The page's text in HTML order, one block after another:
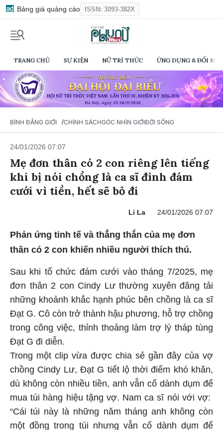
Bảng giá quảng cáo ISSN: 3093-382X
TRANG CHỦ SỰ KIỆN NỮ TRÍ THỨC ỨNG DỤNG & ĐỔI
BÌNH ĐẲNG GIỚI /CHÍNH SÁCHGÓC NHÌN GIỚIĐỜI SỐNG
24/01/2026 07:07
Mẹ đơn thân có 2 con riêng lên tiếng
khi bị nói chồng là ca sĩ đình đám
cưới vì tiền, hết sẽ bỏ đi
Li La 24/01/2026 07:07
Phản ứng tinh tế và thẳng thắn của mẹ đơn
thân có 2 con khiến nhiều người thích thú.
Sau khi tổ chức đám cưới vào tháng 7/2025, mẹ
đơn thân 2 con Cindy Lư thường xuyên đăng tải
những khoảnh khắc hạnh phúc bên chồng là ca sĩ
Đạt G. Cô còn trở thành hậu phương, hỗ trợ chồng
trong công việc, thỉnh thoảng làm trợ lý tháp tùng
Đạt G đi diễn.
Trong một clip vừa được chia sẻ gần đây của vợ
chồng Cindy Lư, Đạt G tiết lộ thời điểm khó khăn,
dù không còn nhiều tiền, anh vẫn cố dành dụm để
mua túi hàng hiệu tặng vợ. Nam ca sĩ nói với vợ:
“Cái túi này là những năm tháng anh không còn
một đồng trong túi nhưng vẫn cố dành dụm để